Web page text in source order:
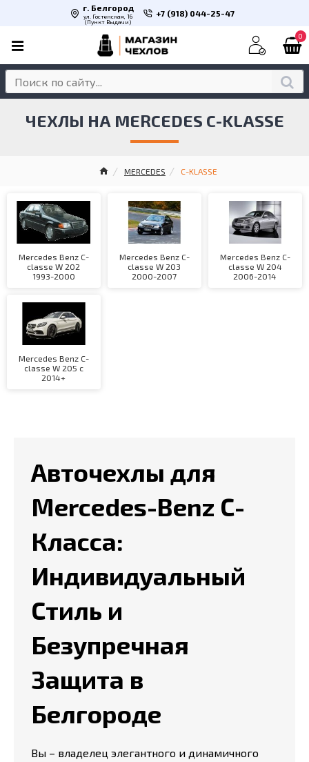
г. Белгород
ул. Гостенская, 16
(Пункт Выдачи)
+7 (918) 044-25-47
0
MERCEDES C-KLASSE
ЧЕХЛЫ НА MERCEDES C-KLASSE
Mercedes Benz C-
classe W 202
1993-2000
Mercedes Benz C-
classe W 203
2000-2007
Mercedes Benz C-
classe W 204
2006-2014
Mercedes Benz C-
classe W 205 с
2014+
Авточехлы для
Mercedes-Benz C-
Класса:
Индивидуальный
Стиль и
Безупречная
Защита в
Белгороде
Вы – владелец элегантного и динамичного